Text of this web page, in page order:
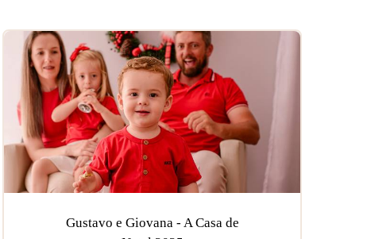
Gustavo e Giovana - A Casa de